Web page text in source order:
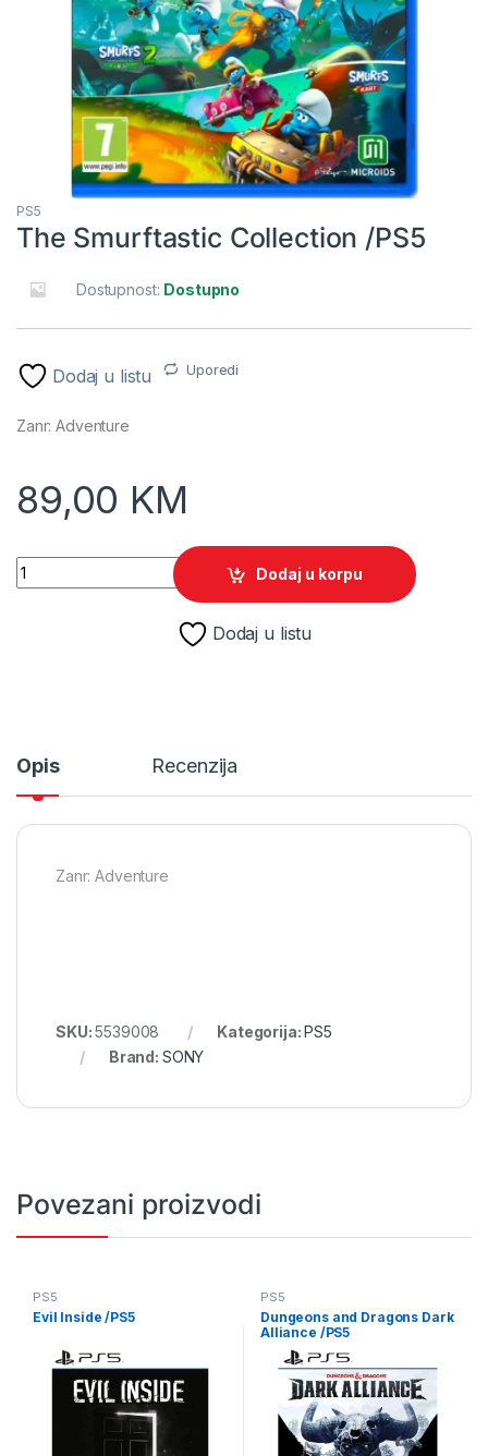
PS5
The Smurftastic Collection /PS5
Dostupnost: Dostupno
Dodaj u listu Uporedi
Zanr: Adventure
89,00 KM
The Smurftastic Collection /PS5 quantity
Dodaj u korpu
Dodaj u listu
Opis Recenzija
Zanr: Adventure
SKU:5539008 Kategorija:PS5
Brand: SONY
Povezani proizvodi
PS5
Evil Inside /PS5
PS5
Dungeons and Dragons Dark
Alliance /PS5